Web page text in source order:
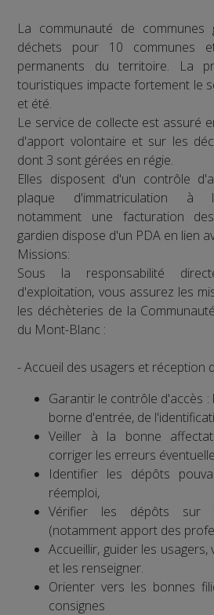
La communauté de
déchets pour 10 communes
permanents du territoire. La
touristiques impacte fortement le
et été.
Le service de collecte est assuré
d'apport volontaire et sur les
dont 3 sont gérées en régie.
Elles disposent d'un contrôle
plaque d'immatriculation à
notamment une facturation
gardien dispose d'un PDA en lien
Missions:
Sous la responsabilité
d'exploitation, vous assurez les
les déchèteries de la
du Mont-Blanc :
- Accueil des usagers et réception
Garantir le contrôle d'accès
borne d'entrée, de
Veiller à la bonne
corriger les erreurs
Identifier les dépôts
réemploi,
Vérifier les dépôts sur
(notamment apport des
Accueillir, guider les
et les renseigner.
Orienter vers les bonnes
consignes